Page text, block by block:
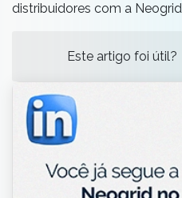
distribuidores com a
Este artigo foi útil?